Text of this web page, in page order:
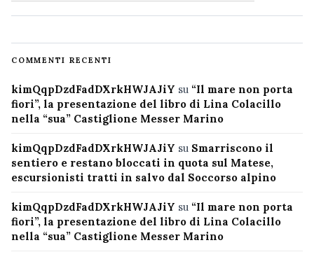
COMMENTI RECENTI
kimQqpDzdFadDXrkHWJAJiY su “Il mare non porta
fiori”, la presentazione del libro di Lina Colacillo
nella “sua” Castiglione Messer Marino
kimQqpDzdFadDXrkHWJAJiY su Smarriscono il
sentiero e restano bloccati in quota sul Matese,
escursionisti tratti in salvo dal Soccorso alpino
kimQqpDzdFadDXrkHWJAJiY su “Il mare non porta
fiori”, la presentazione del libro di Lina Colacillo
nella “sua” Castiglione Messer Marino